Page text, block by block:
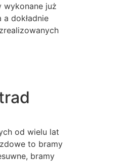
wykonane już
a dokładnie
od wielu lat
to bramy
bramy